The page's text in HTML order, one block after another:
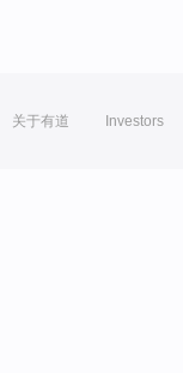
关于有道 Investors